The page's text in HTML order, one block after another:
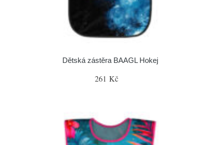
Dětská zástěra BAAGL Hokej
261 Kč